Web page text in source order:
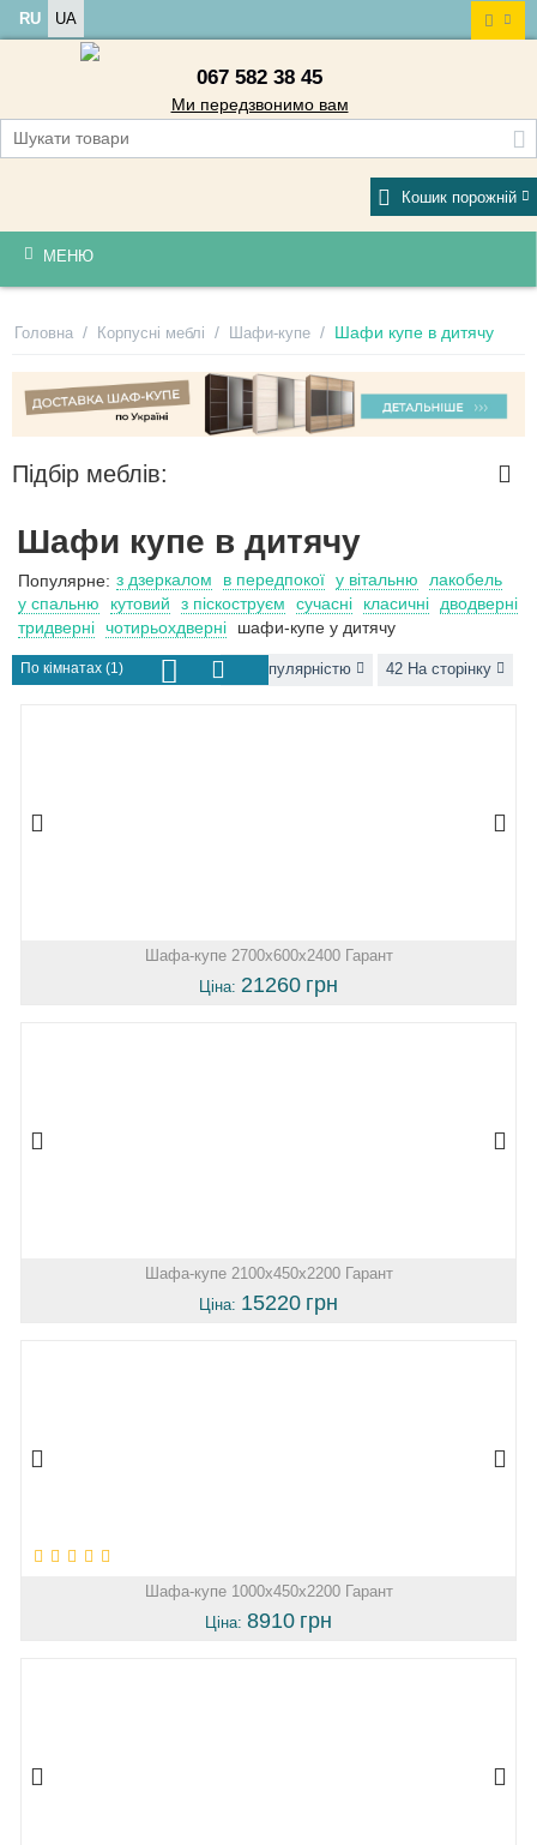
RU UA
067 582 38 45
Ми передзвонимо вам
Кошик порожній
МЕНЮ
Головна / Корпусні меблі / Шафи-купе / Шафи купе в дитячу
Підбір меблів:
Шафи купе в дитячу
Популярне: з дзеркалом в передпокої у вітальню
лакобель
у спальню
кутовий з піскоструєм сучасні класичні дводверні
тридверні чотирьохдверні шафи-купе у дитячу
По кімнатах (1) За популярністю 42 На сторінку
Шафа-купе 2700х600х2400 Гарант
Ціна: 21260 грн
Шафа-купе 2100х450х2200 Гарант
Ціна: 15220 грн
Шафа-купе 1000х450х2200 Гарант
Ціна: 8910 грн